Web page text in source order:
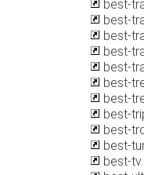
best-
best-
best-
best-
best-
best-
best-
best-
best-
best-
best-